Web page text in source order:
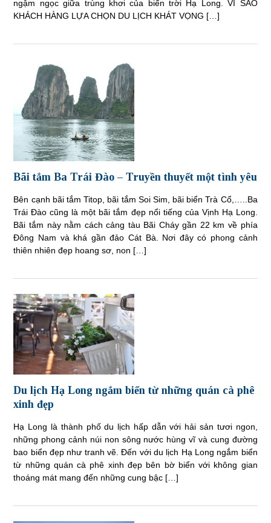
ngậm ngọc giữa trùng khơi của biển trời Hạ Long. VÌ SAO
KHÁCH HÀNG LỰA CHỌN DU LỊCH KHÁT VỌNG […]
Bãi tắm Ba Trái Đào – Truyền thuyết một tình yêu
Bên cạnh bãi tắm Titop, bãi tắm Soi Sim, bãi biển Trà Cổ,…..Ba
Trái Đào cũng là một bãi tắm đẹp nổi tiếng của Vịnh Hạ Long.
Bãi tắm này nằm cách cảng tàu Bãi Cháy gần 22 km về phía
Đông Nam và khá gần đảo Cát Bà. Nơi đây có phong cảnh
thiên nhiên đẹp hoang sơ, non […]
Du lịch Hạ Long ngắm biển từ những quán cà phê
xinh đẹp
Hạ Long là thành phố du lịch hấp dẫn với hải sản tươi ngon,
những phong cảnh núi non sông nước hùng vĩ và cung đường
bao biển đẹp như tranh vẽ. Đến với du lịch Hạ Long ngắm biển
từ những quán cà phê xinh đẹp bên bờ biển với không gian
thoáng mát mang đến những cung bậc […]